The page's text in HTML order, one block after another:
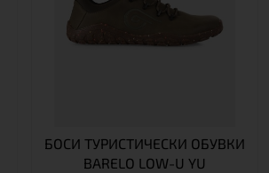
БОСИ ТУРИСТИЧЕСКИ ОБУВКИ
BARELO LOW-U YU